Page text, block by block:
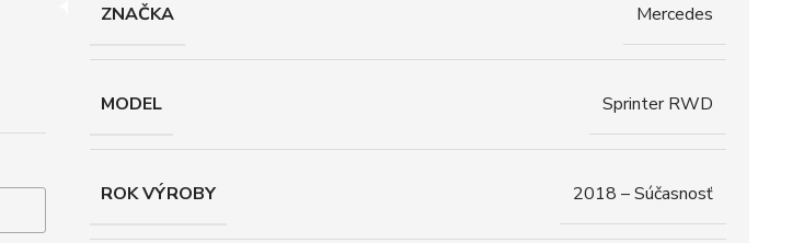
ZNAČKA Mercedes
MODEL Sprinter RWD
ROK VÝROBY 2018 – Súčasnosť